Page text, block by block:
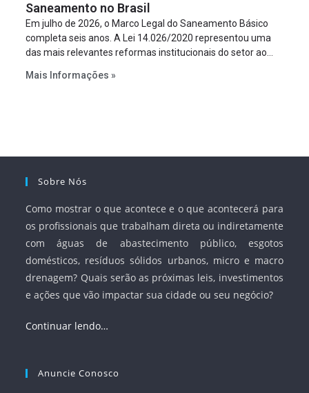
Saneamento no Brasil
Em julho de 2026, o Marco Legal do Saneamento Básico
completa seis anos. A Lei 14.026/2020 representou uma
das mais relevantes reformas institucionais do setor ao
serviços, ampliar a participação da iniciativa privada,
Mais Informações »
Sobre Nós
Como mostrar o que acontece e o que acontecerá para
os profissionais que trabalham direta ou indiretamente
com águas de abastecimento público, esgotos
domésticos, resíduos sólidos urbanos, micro e macro
drenagem? Quais serão as próximas leis, investimentos
e ações que vão impactar sua cidade ou seu negócio?
Continuar lendo…
Anuncie Conosco